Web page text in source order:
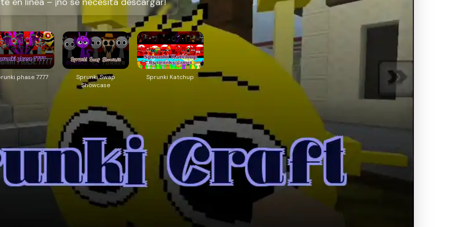
phase 7777
Sprunki Swap
Showcase
Sprunki Katchup